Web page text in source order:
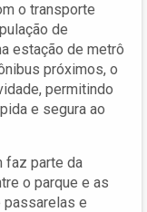
o transporte
de
estação de metrô
próximos, o
permitindo
e segura ao
faz parte da
o parque e as
passarelas e